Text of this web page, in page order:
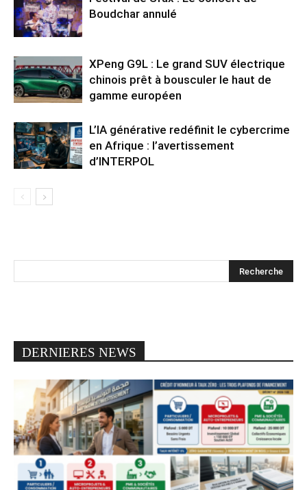
Boudchar annulé
XPeng G9L : Le grand SUV électrique
chinois prêt à bousculer le haut de
gamme européen
L’IA générative redéfinit le cybercrime
en Afrique : l’avertissement
d’INTERPOL
DERNIERES NEWS